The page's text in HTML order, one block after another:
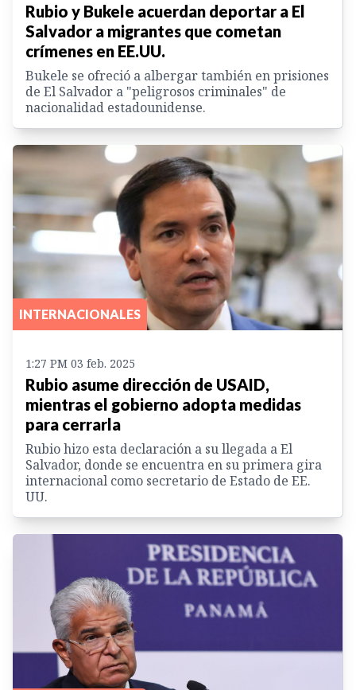
Rubio y Bukele acuerdan deportar a El
Salvador a migrantes que cometan
crímenes en EE.UU.
Bukele se ofreció a albergar también en prisiones
de El Salvador a "peligrosos criminales" de
nacionalidad estadounidense.
INTERNACIONALES
1:27 PM 03 feb. 2025
Rubio asume dirección de USAID,
mientras el gobierno adopta medidas
para cerrarla
Rubio hizo esta declaración a su llegada a El
Salvador, donde se encuentra en su primera gira
internacional como secretario de Estado de EE.
UU.